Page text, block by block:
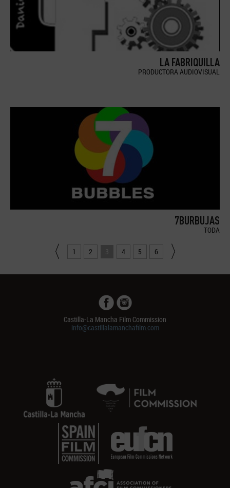
LA FABRIQUILLA
PRODUCTORA AUDIOVISUAL
7BURBUJAS
TODA
1 2 3 4 5 6
Castilla-La Mancha Film Commission
info@castillalamanchafilm.com